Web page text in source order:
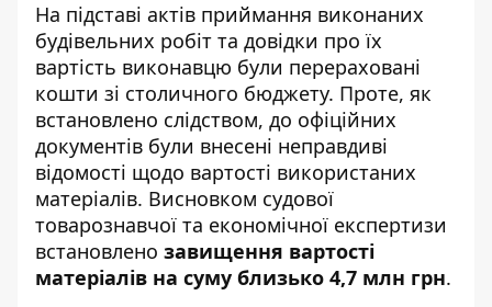
На підставі актів приймання виконаних
будівельних робіт та довідки про їх
вартість виконавцю були перераховані
кошти зі столичного бюджету. Проте, як
встановлено слідством, до офіційних
документів були внесені неправдиві
відомості щодо вартості використаних
матеріалів. Висновком судової
товарознавчої та економічної експертизи
встановлено завищення вартості
матеріалів на суму близько 4,7 млн грн.